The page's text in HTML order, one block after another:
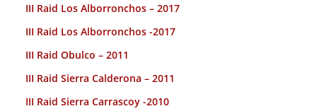
III Raid Los Alborronchos – 2017
III Raid Los Alborronchos -2017
III Raid Obulco – 2011
III Raid Sierra Calderona – 2011
III Raid Sierra Carrascoy -2010